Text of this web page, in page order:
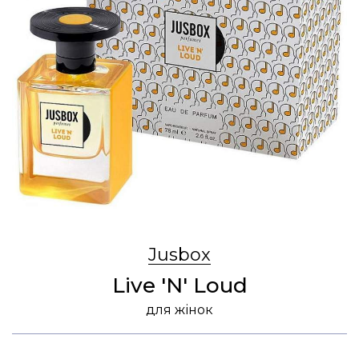
Jusbox
Live 'N' Loud
для жінок